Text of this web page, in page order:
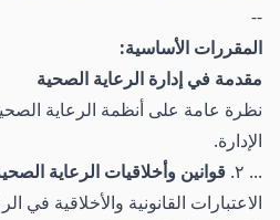
--
المقررات الأساسية:
مقدمة في إدارة الرعاية الصحية
نظرة عامة على أنظمة الرعاية
الإدارة.
... ٢.
قوانين وأخلاقيات الرعاية
الاعتبارات القانونية والأخلاقية في